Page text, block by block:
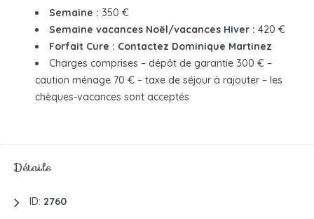
Semaine : 350 €
Semaine vacances Noël/vacances Hiver : 420 €
Forfait Cure : Contactez Dominique Martinez
Charges comprises – dépôt de garantie 300 € –
caution ménage 70 € – taxe de séjour à rajouter – les
chèques-vacances sont acceptés
Détails
ID: 2760